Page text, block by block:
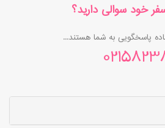
خود سوالی دارید؟
پاسخگویی به شما هستند...